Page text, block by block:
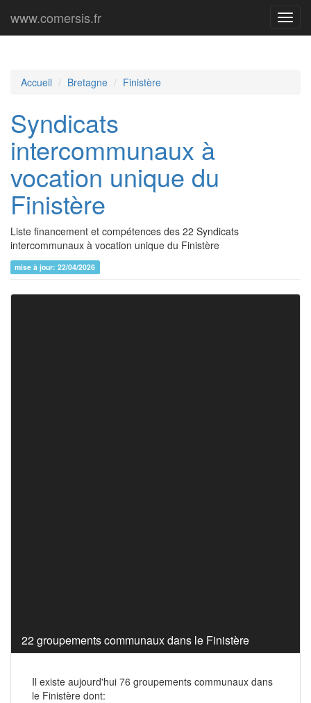
Menu
www.comersis.fr
Accueil Bretagne Finistère
Syndicats
intercommunaux à
vocation unique du
Finistère
Liste financement et compétences des 22 Syndicats
intercommunaux à vocation unique du Finistère
mise à jour: 22/04/2026
22 groupements communaux dans le Finistère
Il existe aujourd'hui 76 groupements communaux dans
le Finistère dont: